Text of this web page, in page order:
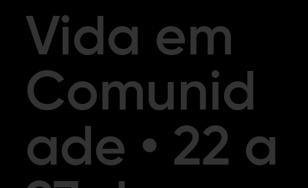
Vida em
Comunid
ade • 22 a